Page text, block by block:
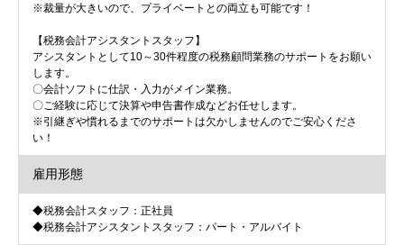
※裁量が大きいので、プライベートとの両立も可能です！
【税務会計アシスタントスタッフ】
アシスタントとして10～30件程度の税務顧問業務のサポートをお願い
します。
〇会計ソフトに仕訳・入力がメイン業務。
〇ご経験に応じて決算や申告書作成などお任せします。
※引継ぎや慣れるまでのサポートは欠かしませんのでご安心くださ
い！
雇用形態
◆税務会計スタッフ：正社員
◆税務会計アシスタントスタッフ：パート・アルバイト